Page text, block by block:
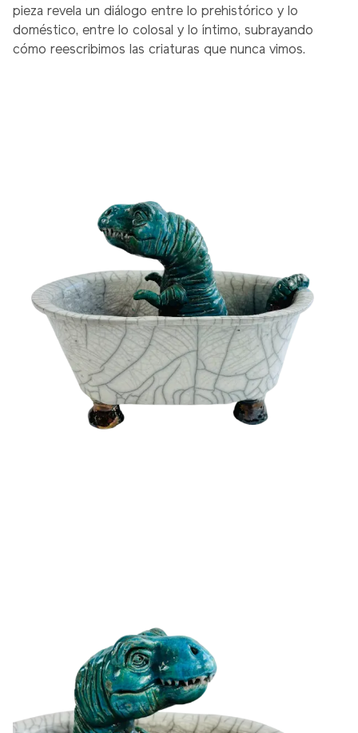
pieza revela un diálogo entre lo prehistórico y lo
doméstico, entre lo colosal y lo íntimo, subrayando
cómo reescribimos las criaturas que nunca vimos.